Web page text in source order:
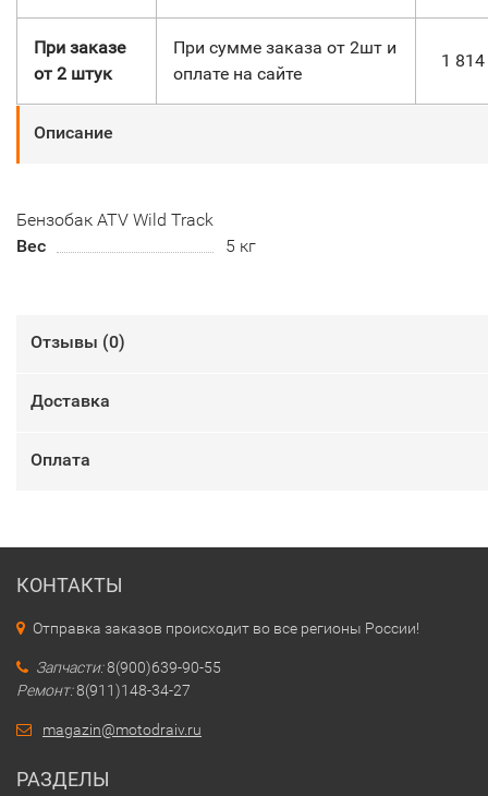
При заказе
от 2 штук
При сумме заказа от 2шт и
оплате на сайте
1 814
Описание
Бензобак ATV Wild Track
Вес
5 кг
Отзывы (0)
Доставка
Оплата
КОНТАКТЫ
Отправка заказов происходит во все регионы России!
Запчасти:8(900)639-90-55
Ремонт:8(911)148-34-27
magazin@motodraiv.ru
РАЗДЕЛЫ